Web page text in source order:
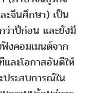
ะจีนศึกษา) เป็น
ว่าปีก่อน และยังมี
งคอมเมนต์จาก
ละโอกาสอันดีให้
ประสบการณ์ใน